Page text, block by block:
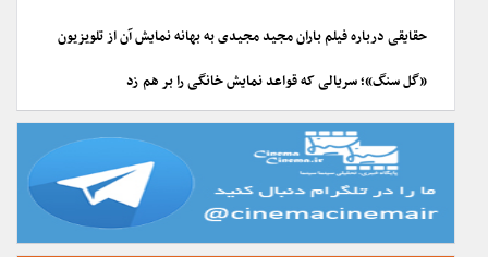
حقایقی درباره فیلم باران مجید مجیدی به بهانه نمایش آن از تلویزیون
«گل سنگ»؛ سریالی که قواعد نمایش خانگی را بر هم زد